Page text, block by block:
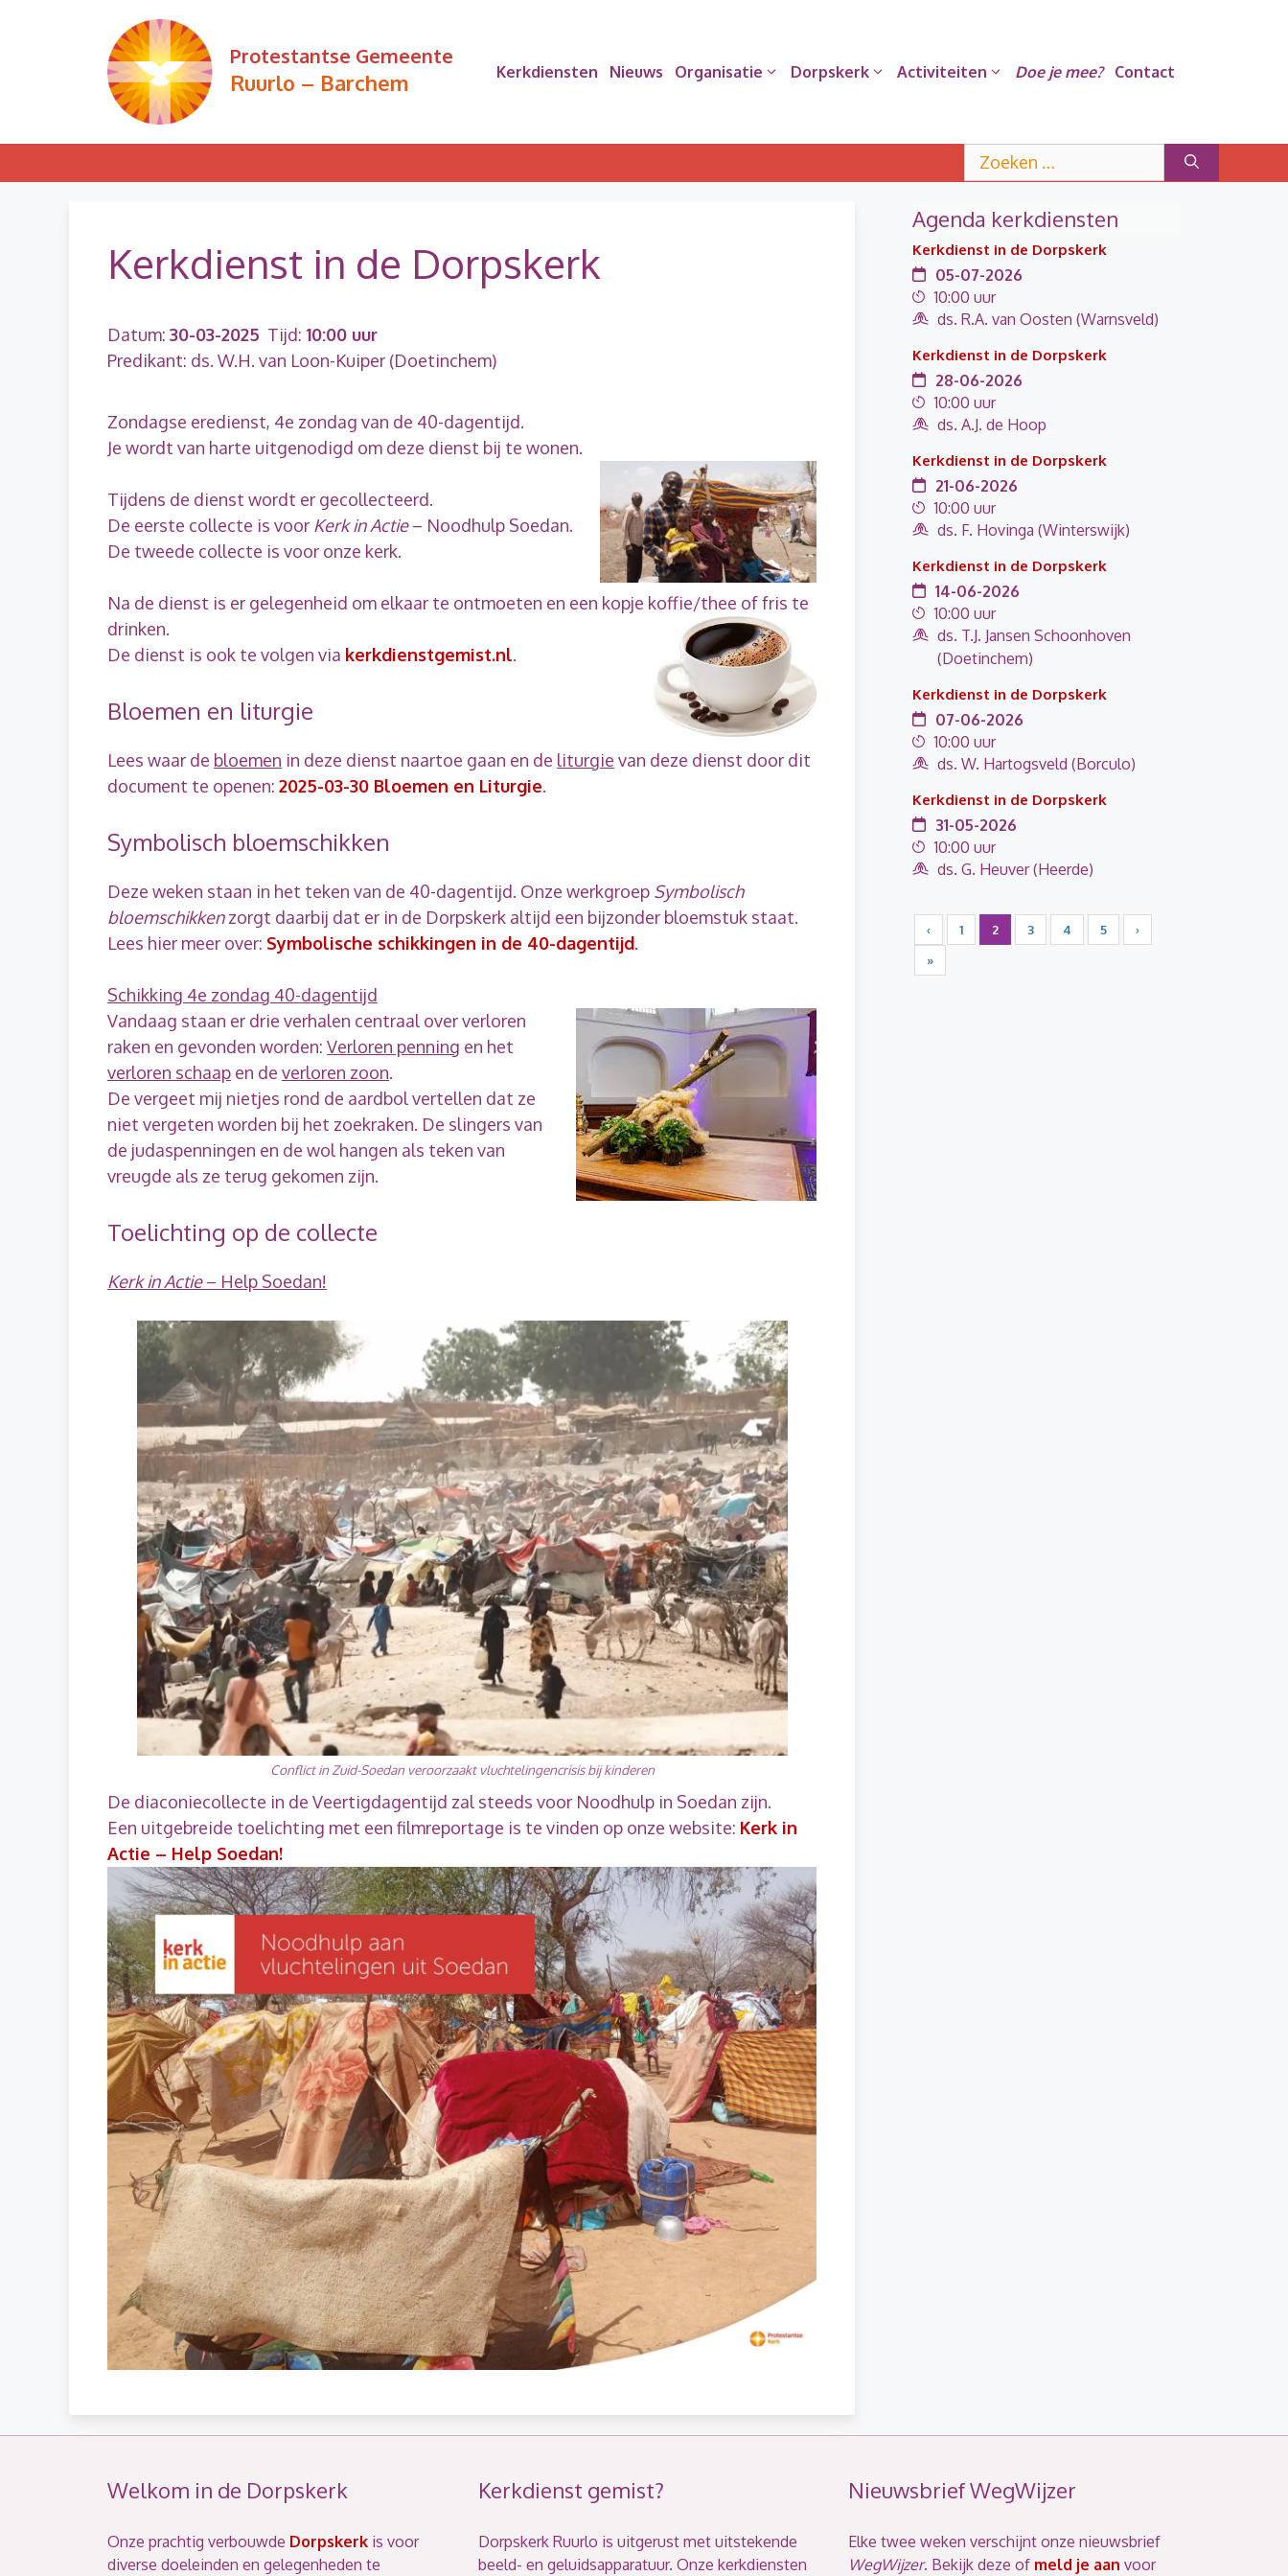
Protestantse Gemeente
Ruurlo – Barchem Kerkdiensten Nieuws Organisatie Dorpskerk Activiteiten Doe je mee? Contact
naar:
Kerkdienst in de Dorpskerk
Datum: 30-03-2025 Tijd: 10:00 uur
Predikant: ds. W.H. van Loon-Kuiper (Doetinchem)
Zondagse eredienst, 4e zondag van de 40-dagentijd.
Je wordt van harte uitgenodigd om deze dienst bij te wonen.
Tijdens de dienst wordt er gecollecteerd.
De eerste collecte is voor Kerk in Actie– Noodhulp Soedan.
De tweede collecte is voor onze kerk.
Na de dienst is er gelegenheid om elkaar te ontmoeten en een kopje koffie/thee of fris te
drinken.
De dienst is ook te volgen via kerkdienstgemist.nl.
Bloemen en liturgie
Lees waar de bloemen in deze dienst naartoe gaan en de liturgie van deze dienst door dit
document te openen: 2025-03-30 Bloemen en Liturgie.
Symbolisch bloemschikken
Deze weken staan in het teken van de 40-dagentijd. Onze werkgroep Symbolisch
bloemschikkenzorgt daarbij dat er in de Dorpskerk altijd een bijzonder bloemstuk staat.
Lees hier meer over: Symbolische schikkingen in de 40-dagentijd.
Schikking 4e zondag 40-dagentijd
Vandaag staan er drie verhalen centraal over verloren
raken en gevonden worden: Verloren penning en het
verloren schaap en de verloren zoon.
De vergeet mij nietjes rond de aardbol vertellen dat ze
niet vergeten worden bij het zoekraken. De slingers van
de judaspenningen en de wol hangen als teken van
vreugde als ze terug gekomen zijn.
Toelichting op de collecte
Kerk in Actie– Help Soedan!
Conflict in Zuid-Soedan veroorzaakt vluchtelingencrisis bij kinderen
De diaconiecollecte in de Veertigdagentijd zal steeds voor Noodhulp in Soedan zijn.
Een uitgebreide toelichting met een filmreportage is te vinden op onze website: Kerk in
Actie – Help Soedan!
Agenda kerkdiensten
Kerkdienst in de Dorpskerk
05-07-2026
10:00 uur
ds. R.A. van Oosten (Warnsveld)
Kerkdienst in de Dorpskerk
28-06-2026
10:00 uur
ds. A.J. de Hoop
Kerkdienst in de Dorpskerk
21-06-2026
10:00 uur
ds. F. Hovinga (Winterswijk)
Kerkdienst in de Dorpskerk
14-06-2026
10:00 uur
ds. T.J. Jansen Schoonhoven
(Doetinchem)
Kerkdienst in de Dorpskerk
07-06-2026
10:00 uur
ds. W. Hartogsveld (Borculo)
Kerkdienst in de Dorpskerk
31-05-2026
10:00 uur
ds. G. Heuver (Heerde)
‹ 1 2 3 4 5
›
»
Welkom in de Dorpskerk
Onze prachtig verbouwde Dorpskerk is voor
diverse doeleinden en gelegenheden te
Kerkdienst gemist?
Dorpskerk Ruurlo is uitgerust met uitstekende
beeld- en geluidsapparatuur. Onze kerkdiensten
Nieuwsbrief WegWijzer
Elke twee weken verschijnt onze nieuwsbrief
WegWijzer. Bekijk deze of meld je aan voor